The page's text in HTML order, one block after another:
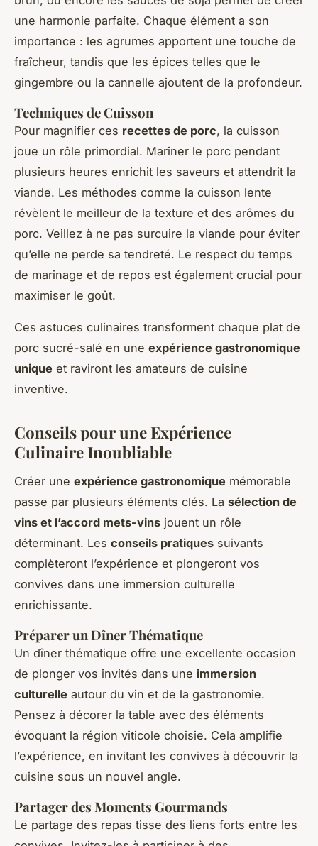
une harmonie parfaite. Chaque élément a son
importance : les agrumes apportent une touche de
fraîcheur, tandis que les épices telles que le
gingembre ou la cannelle ajoutent de la profondeur.
Techniques de Cuisson
Pour magnifier ces recettes de porc, la cuisson
joue un rôle primordial. Mariner le porc pendant
plusieurs heures enrichit les saveurs et attendrit la
viande. Les méthodes comme la cuisson lente
révèlent le meilleur de la texture et des arômes du
porc. Veillez à ne pas surcuire la viande pour éviter
qu’elle ne perde sa tendreté. Le respect du temps
de marinage et de repos est également crucial pour
maximiser le goût.
Ces astuces culinaires transforment chaque plat de
porc sucré-salé en une expérience gastronomique
unique et raviront les amateurs de cuisine
inventive.
Conseils pour une Expérience
Culinaire Inoubliable
Créer une expérience gastronomique mémorable
passe par plusieurs éléments clés. La sélection de
vins et l’accord mets-vins jouent un rôle
déterminant. Les conseils pratiques suivants
complèteront l’expérience et plongeront vos
convives dans une immersion culturelle
enrichissante.
Préparer un Dîner Thématique
Un dîner thématique offre une excellente occasion
de plonger vos invités dans une immersion
culturelle autour du vin et de la gastronomie.
Pensez à décorer la table avec des éléments
évoquant la région viticole choisie. Cela amplifie
l’expérience, en invitant les convives à découvrir la
cuisine sous un nouvel angle.
Partager des Moments Gourmands
Le partage des repas tisse des liens forts entre les